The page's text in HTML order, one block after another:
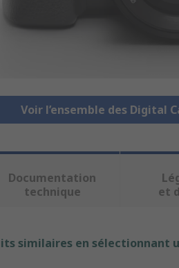
Voir l’ensemble des Digital
Documentation
technique
et
similaires en sélectionnant